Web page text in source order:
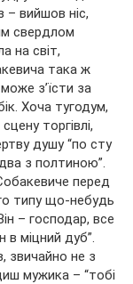
– вийшов ніс,
свердлом
на світ,
така ж
з’їсти за
Хоча тугодум,
торгівлі,
душу “по сту
два з полтиною”.
перед
типу що-небудь
– господар, все
в міцний дуб”.
звичайно не з
мужика – “тобі